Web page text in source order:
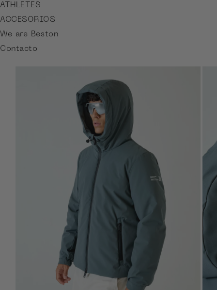
ATHLETES
ACCESORIOS
We are Beston
Contacto